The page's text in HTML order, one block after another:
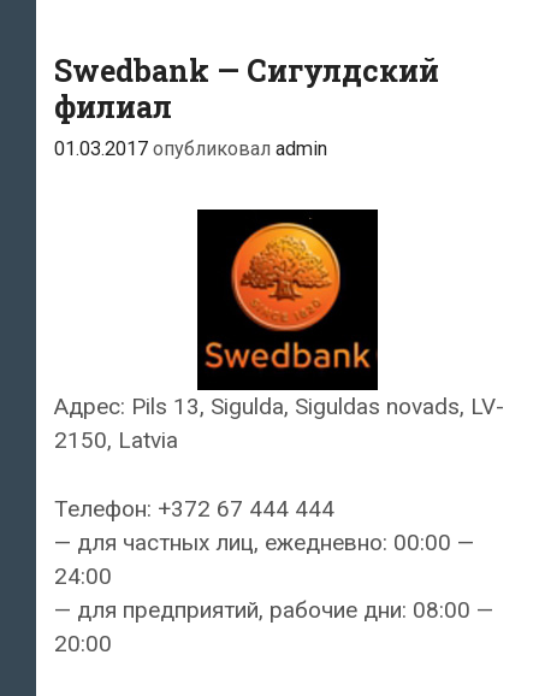
Swedbank — Сигулдский
филиал
01.03.2017 опубликовал admin
Адрес: Pils 13, Sigulda, Siguldas novads, LV-
2150, Latvia
Телефон: +372 67 444 444
— для частных лиц, ежедневно: 00:00 —
24:00
— для предприятий, рабочие дни: 08:00 —
20:00